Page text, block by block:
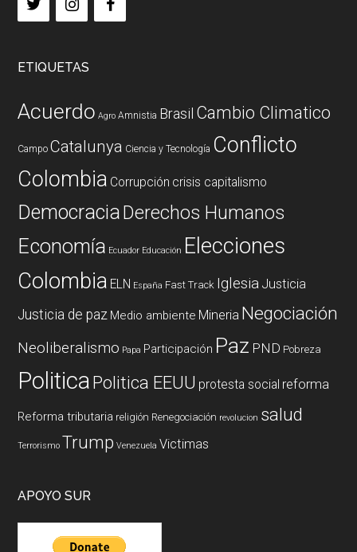
ETIQUETAS
Acuerdo Agro Amnistia Brasil Cambio Climatico
Campo Catalunya Ciencia y Tecnología Conflicto
Colombia Corrupción crisis capitalismo
DemocraciaDerechos Humanos
Economía Ecuador Educación Elecciones
Colombia ELN España Fast Track Iglesia Justicia
Justicia de paz Medio ambiente Mineria Negociación
Neoliberalismo Papa Participación Paz PND Pobreza
PoliticaPolitica EEUU protesta social reforma
Reforma tributaria religión Renegociación revolucion salud
Terrorismo Trump Venezuela Victimas
APOYO SUR